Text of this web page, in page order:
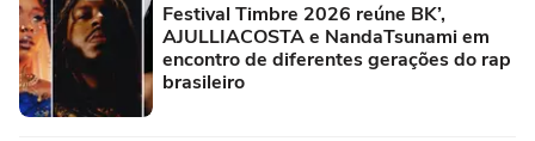
Festival Timbre 2026 reúne BK’,
AJULLIACOSTA e NandaTsunami em
encontro de diferentes gerações do rap
brasileiro